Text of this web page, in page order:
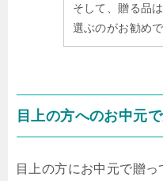
そして、贈る品
選ぶのがお勧めで
目上の方へのお中元
目上の方にお中元で贈